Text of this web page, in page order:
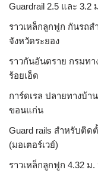
Guardrail 2.5 และ 3.2
ราวเหล็กลูกฟูก กันรถสํ
จังหวัดระยอง
ราวกันอันตราย กรมทา
ร้อยเอ็ด
การ์ดเรล ปลายทางบ้า
ขอนแก่น
Guard rails สำหรับติด
(มอเตอร์เวย์)
ราวเหล็กลูกฟูก 4.32 ม